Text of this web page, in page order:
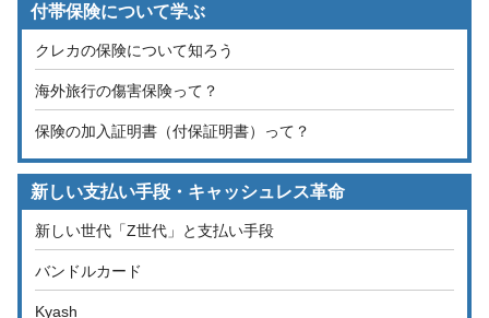
付帯保険について学ぶ
クレカの保険について知ろう
海外旅行の傷害保険って？
保険の加入証明書（付保証明書）って？
新しい支払い手段・キャッシュレス革命
新しい世代「Z世代」と支払い手段
バンドルカード
Kyash